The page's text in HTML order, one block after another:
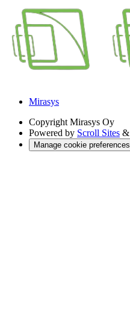
Mirasys
Copyright Mirasys Oy
Powered by Scroll Sites &
Manage cookie preferences